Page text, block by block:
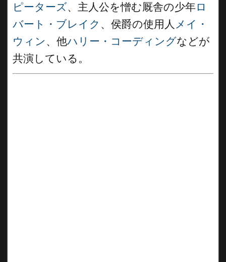
ピーターズ、主人公を憎む厩舎の少年 ロ
バート・ブレイク 、侯爵の使用人 メイ・
ウィン 、他ハリー・コーディングなどが
共演している。